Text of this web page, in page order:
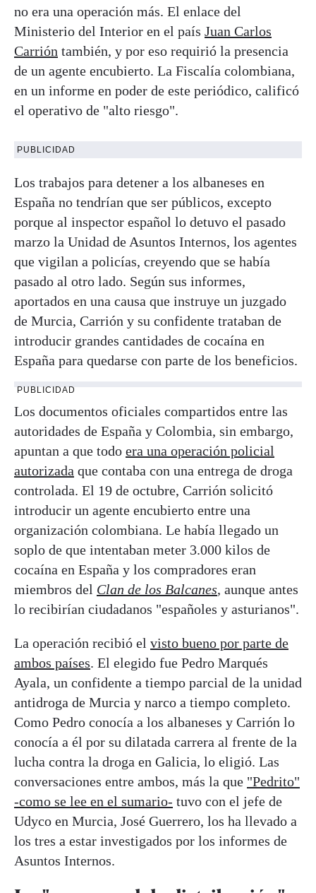
no era una operación más. El enlace del
Ministerio del Interior en el país Juan Carlos
Carrión también, y por eso requirió la presencia
de un agente encubierto. La Fiscalía colombiana,
en un informe en poder de este periódico, calificó
el operativo de "alto riesgo".
PUBLICIDAD
Los trabajos para detener a los albaneses en
España no tendrían que ser públicos, excepto
porque al inspector español lo detuvo el pasado
marzo la Unidad de Asuntos Internos, los agentes
que vigilan a policías, creyendo que se había
pasado al otro lado. Según sus informes,
aportados en una causa que instruye un juzgado
de Murcia, Carrión y su confidente trataban de
introducir grandes cantidades de cocaína en
España para quedarse con parte de los beneficios.
PUBLICIDAD
Los documentos oficiales compartidos entre las
autoridades de España y Colombia, sin embargo,
apuntan a que todo era una operación policial
autorizada que contaba con una entrega de droga
controlada. El 19 de octubre, Carrión solicitó
introducir un agente encubierto entre una
organización colombiana. Le había llegado un
soplo de que intentaban meter 3.000 kilos de
cocaína en España y los compradores eran
miembros del Clan de los Balcanes, aunque antes
lo recibirían ciudadanos "españoles y asturianos".
La operación recibió el visto bueno por parte de
ambos países. El elegido fue Pedro Marqués
Ayala, un confidente a tiempo parcial de la unidad
antidroga de Murcia y narco a tiempo completo.
Como Pedro conocía a los albaneses y Carrión lo
conocía a él por su dilatada carrera al frente de la
lucha contra la droga en Galicia, lo eligió. Las
conversaciones entre ambos, más la que "Pedrito"
-como se lee en el sumario- tuvo con el jefe de
Udyco en Murcia, José Guerrero, los ha llevado a
los tres a estar investigados por los informes de
Asuntos Internos.